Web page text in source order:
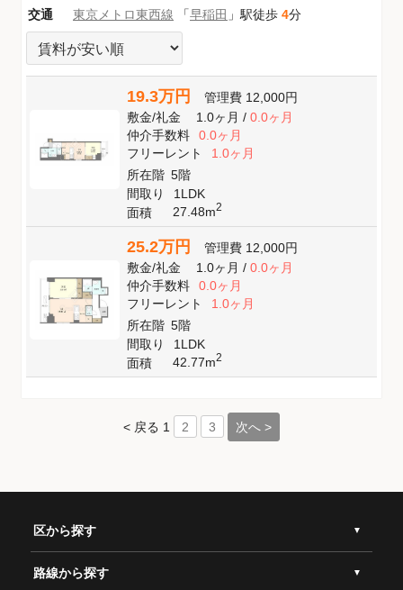
交通
東京メトロ東西線 「早稲田 」駅徒歩 4分
19.3万円 管理費 12,000円
敷金/礼金 1.0ヶ月/ 0.0ヶ月
仲介手数料
0.0ヶ月
フリーレント
1.0ヶ月
所在階 5階
間取り
1LDK
面積
27.48m2
25.2万円 管理費 12,000円
敷金/礼金 1.0ヶ月/ 0.0ヶ月
仲介手数料
0.0ヶ月
フリーレント
1.0ヶ月
所在階 5階
間取り
1LDK
面積
42.77m2
< 戻る 1 2 3 次へ >
区から探す
路線から探す